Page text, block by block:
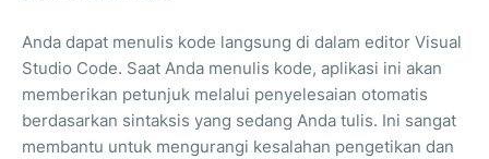
Anda dapat menulis kode langsung di dalam editor Visual
Studio Code. Saat Anda menulis kode, aplikasi ini akan
memberikan petunjuk melalui penyelesaian otomatis
berdasarkan sintaksis yang sedang Anda tulis. Ini sangat
membantu untuk mengurangi kesalahan pengetikan dan